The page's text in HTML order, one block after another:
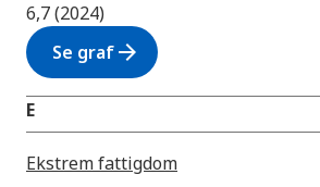
6,7 (2024)
Se grafarrow_forward
E
Ekstrem fattigdom